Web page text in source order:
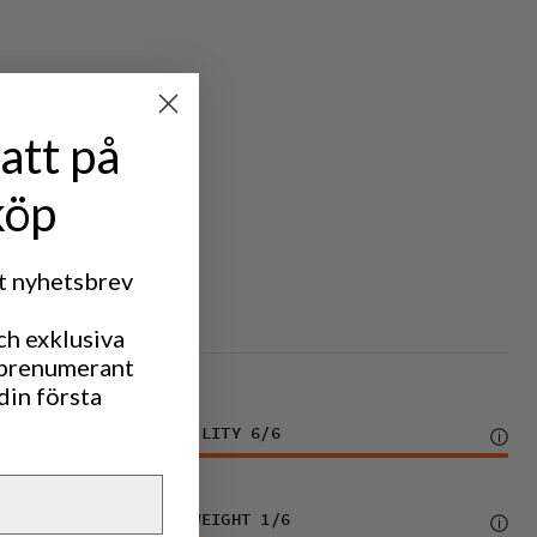
DURABILITY 6/6
LIGHTWEIGHT 1 /6
på
nyhetsbrev
exklusiva
första